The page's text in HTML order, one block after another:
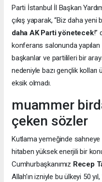
Parti İstanbul İl Başkan
çıkış yaparak, “Biz daha yeni
daha AK Parti yönetecek!”
konferans salonunda
başkanlar ve partilileri bir
nedeniyle bazı gençlik
eksik olmadı.
muammer
çeken sözler
Kutlama yemeğinde sahneye
hitaben yüksek enerjili bir
Cumhurbaşkanımız Recep
Allah’ın izniyle bu ülkeyi 50